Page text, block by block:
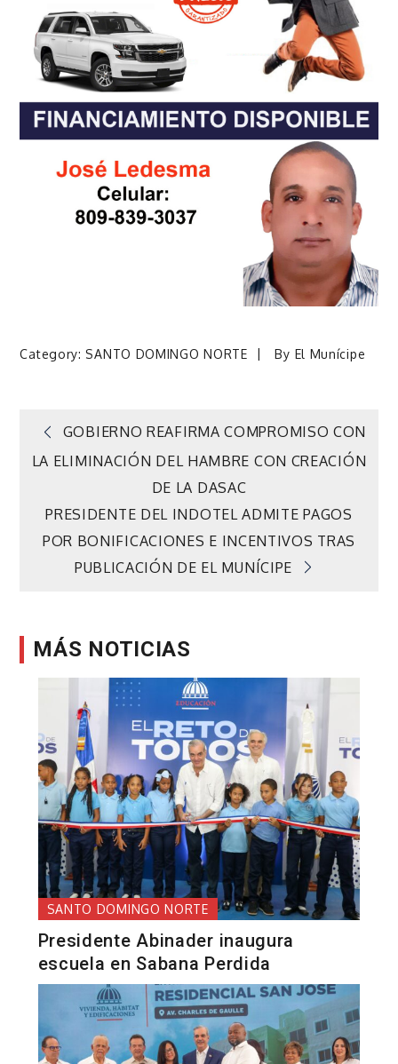
Category: SANTO DOMINGO NORTE By El Munícipe
Navegación
entradas
GOBIERNO REAFIRMA COMPROMISO CON
LA ELIMINACIÓN DEL HAMBRE CON CREACIÓN
DE LA DASAC
PRESIDENTE DEL INDOTEL ADMITE PAGOS
POR BONIFICACIONES E INCENTIVOS TRAS
PUBLICACIÓN DE EL MUNÍCIPE
MÁS NOTICIAS
SANTO DOMINGO NORTE
Presidente Abinader inaugura
escuela en Sabana Perdida